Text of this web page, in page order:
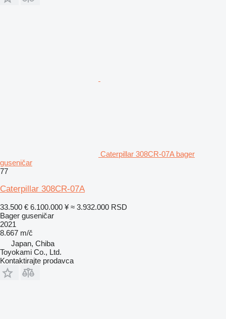
Caterpillar 308CR-07A bager
guseničar
77
Caterpillar 308CR-07A
33.500 € 6.100.000 ¥ ≈ 3.932.000 RSD
Bager guseničar
2021
8.667 m/č
Japan, Chiba
Toyokami Co., Ltd.
Kontaktirajte prodavca